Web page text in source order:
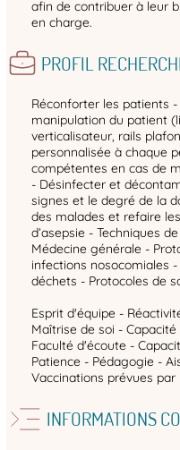
afin de contribuer à leur
en charge.
PROFIL
Réconforter les patients
manipulation du patient
verticalisateur, rails
personnalisée à chaque
compétentes en cas de
- Désinfecter et
signes et le degré de la
des malades et refaire
d’asepsie - Techniques
Médecine générale -
infections nosocomiales
déchets - Protocoles de
Esprit d'équipe -
Maîtrise de soi -
Faculté d'écoute -
Patience - Pédagogie -
Vaccinations prévues
INFORMATIONS